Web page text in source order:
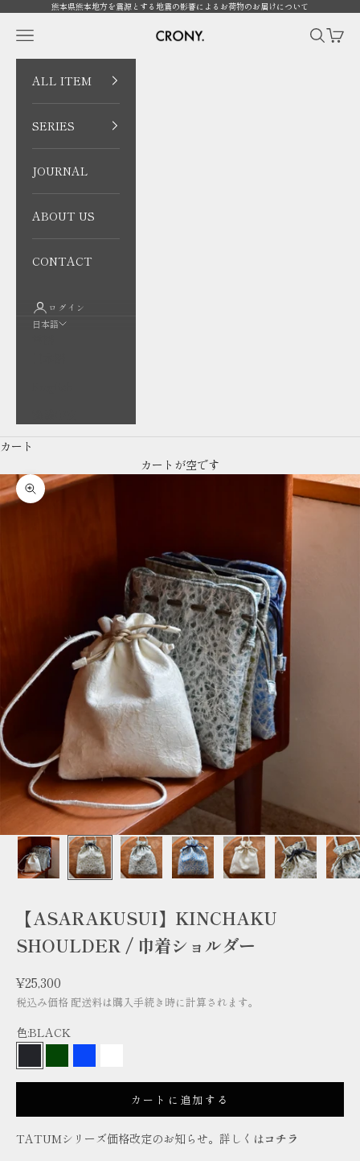
コンテンツへスキップ
熊本県熊本地方を震源とする地震の影響によるお荷物のお届けについて
CRONY. ONLINE
メニューを開く 検索を開
カー
ALL ITEM
SERIES
JOURNAL
ABOUT US
CONTACT
ログイン
日本語
カート
カートが空です
ズームイン
【ASARAKUSUI】KINCHAKU
SHOULDER / 巾着ショルダー
セール価格
¥25,300
税込み価格 配送料は購入手続き時に計算されます。
色:BLACK
BLACKGREENBLUE
カートに追加する
TATUMシリーズ価格改定のお知らせ。詳しくはコチラ